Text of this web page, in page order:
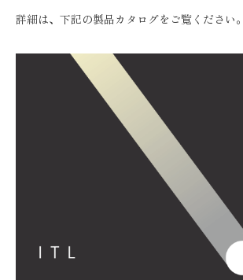
詳細は、下記の製品カタログをご覧ください。